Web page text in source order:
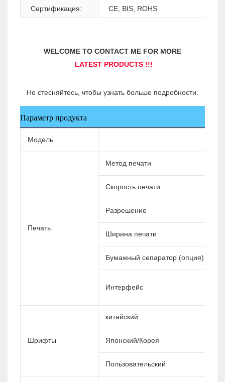
Сертификация: CE, BIS, ROHS
Параметр продукта
Модель
Печать
Метод печати
Скорость печати
Разрешение
Ширина печати
Бумажный сепаратор (опция)
Интерфейс
Шрифты
китайский
Японский/Корея
Пользовательский